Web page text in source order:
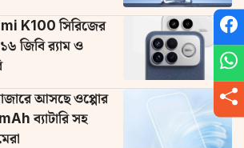
K100 সিরিজের
জিবি র‌্যাম ও
আসছে ওপ্পোর
ব্যাটারি সহ